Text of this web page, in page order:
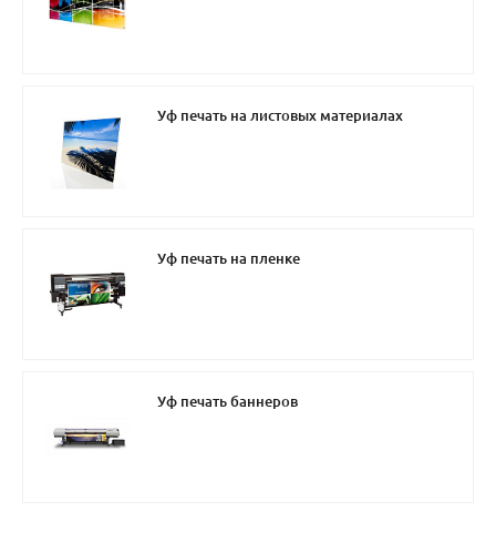
Уф печать на листовых материалах
Уф печать на пленке
Уф печать баннеров